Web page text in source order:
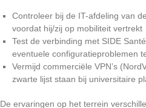
Controleer bij de IT-afdeling van
voordat hij/zij op mobiliteit vertrekt
Test de verbinding met SIDE
eventuele configuratieproblemen
Vermijd commerciële VPN’s
zwarte lijst staan bij universitaire
De ervaringen op het terrein